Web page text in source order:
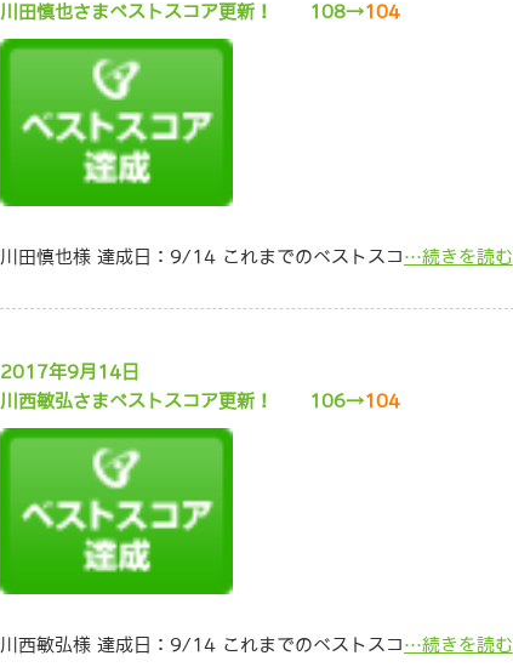
川田慎也さまベストスコア更新！
108→104
川田慎也様 達成日：9/14 これまでのベストスコ …続きを読む
2017年9月14日
川西敏弘さまベストスコア更新！
106→104
川西敏弘様 達成日：9/14 これまでのベストスコ …続きを読む